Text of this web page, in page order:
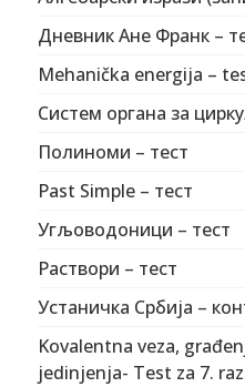
Дневник Ане Франк –
Mehanička energija –
Систем органа за
Полиноми – тест
Past Simple – тест
Угљоводоници – тест
Раствори – тест
Устаничка Србија –
Kovalentna veza,
jedinjenja- Test za 7.